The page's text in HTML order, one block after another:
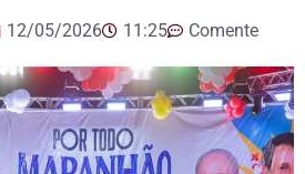
12/05/2026 11:25 Comente